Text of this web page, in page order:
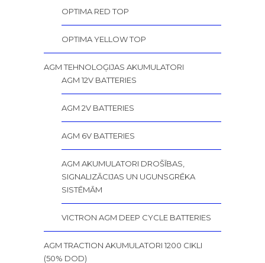
OPTIMA RED TOP
OPTIMA YELLOW TOP
AGM TEHNOLOĢIJAS AKUMULATORI
AGM 12V BATTERIES
AGM 2V BATTERIES
AGM 6V BATTERIES
AGM AKUMULATORI DROŠĪBAS,
SIGNALIZĀCIJAS UN UGUNSGRĒKA
SISTĒMĀM
VICTRON AGM DEEP CYCLE BATTERIES
AGM TRACTION AKUMULATORI 1200 CIKLI
(50% DOD)